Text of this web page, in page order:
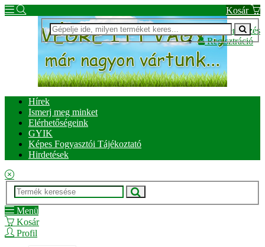
Kosár
Bejelentkezés
Regisztráció
Hírek
Ismerj meg minket
Elérhetőségeink
GYIK
Képes Fogyasztói Tájékoztató
Hirdetések
Menü
Kosár
Profil